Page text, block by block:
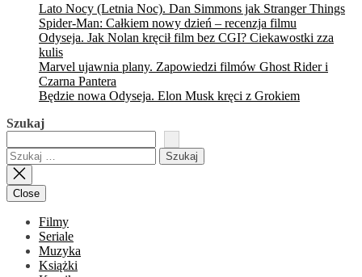
Lato Nocy (Letnia Noc). Dan Simmons jak Stranger Things
Spider-Man: Całkiem nowy dzień – recenzja filmu
Odyseja. Jak Nolan kręcił film bez CGI? Ciekawostki zza
kulis
Marvel ujawnia plany. Zapowiedzi filmów Ghost Rider i
Czarna Pantera
Będzie nowa Odyseja. Elon Musk kręci z Grokiem
Szukaj
Szukaj:
Close
Filmy
Seriale
Muzyka
Książki